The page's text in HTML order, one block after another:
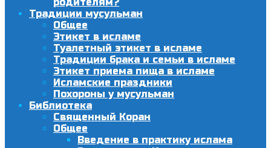
Традиции мусульман
Общее
Этикет в исламе
Туалетный этикет в исламе
Традиции брака и семьи в исламе
Этикет приема пища в исламе
Исламские праздники
Похороны у мусульман
Библиотека
Священный Коран
Общее
Введение в практику ислама